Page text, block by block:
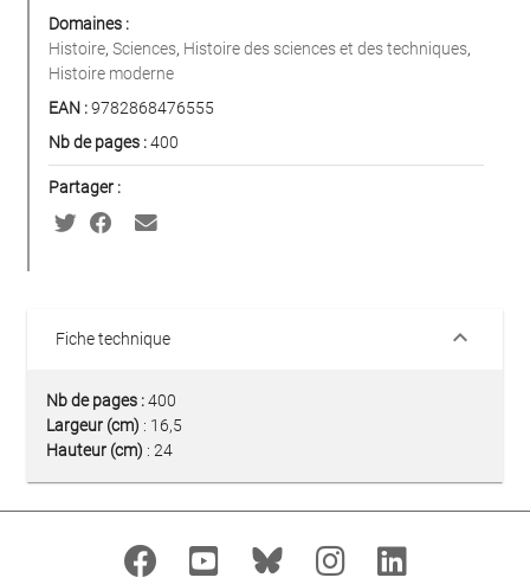
Domaines :
Histoire, Sciences, Histoire des sciences et des techniques,
Histoire moderne
EAN :9782868476555
Nb de pages :400
Partager :
Fiche technique keyboard_arrow_down
Nb de pages :400
Largeur (cm) : 16,5
Hauteur (cm) : 24